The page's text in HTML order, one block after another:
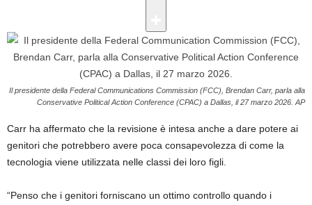
Il presidente della Federal Communications Commission (FCC), Brendan Carr, parla alla
Conservative Political Action Conference (CPAC) a Dallas, il 27 marzo 2026. AP
Carr ha affermato che la revisione è intesa anche a dare potere ai
genitori che potrebbero avere poca consapevolezza di come la
tecnologia viene utilizzata nelle classi dei loro figli.
“Penso che i genitori forniscano un ottimo controllo quando i